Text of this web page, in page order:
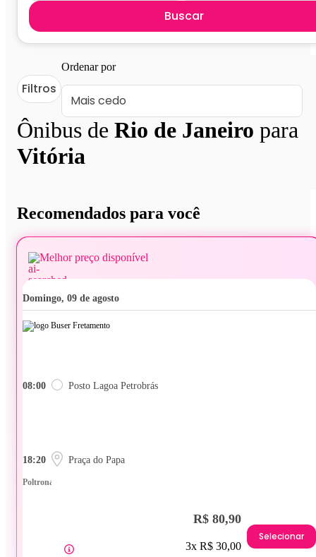
Buscar
Ônibus de Rio de Janeiro para
Vitória
Filtros
Ordenar por
Recomendados para você
Melhor preço disponível
domingo, 09 de agosto
08:00 Posto Lagoa Petrobrás
18:20 Praça do Papa
Poltrona
R$ 80,90
3x R$ 30,00
Selecionar